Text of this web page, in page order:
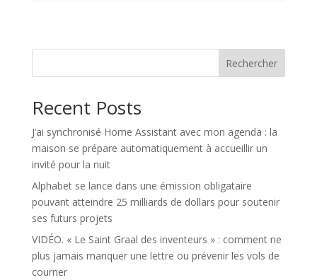
Rechercher
Recent Posts
J’ai synchronisé Home Assistant avec mon agenda : la
maison se prépare automatiquement à accueillir un
invité pour la nuit
Alphabet se lance dans une émission obligataire
pouvant atteindre 25 milliards de dollars pour soutenir
ses futurs projets
VIDÉO. « Le Saint Graal des inventeurs » : comment ne
plus jamais manquer une lettre ou prévenir les vols de
courrier